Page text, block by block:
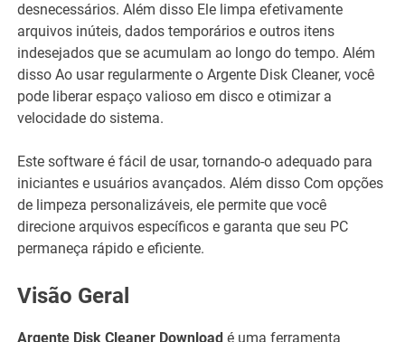
desnecessários. Além disso Ele limpa efetivamente
arquivos inúteis, dados temporários e outros itens
indesejados que se acumulam ao longo do tempo. Além
disso Ao usar regularmente o Argente Disk Cleaner, você
pode liberar espaço valioso em disco e otimizar a
velocidade do sistema.
Este software é fácil de usar, tornando-o adequado para
iniciantes e usuários avançados. Além disso Com opções
de limpeza personalizáveis, ele permite que você
direcione arquivos específicos e garanta que seu PC
permaneça rápido e eficiente.
Visão Geral
Argente Disk Cleaner Download é uma ferramenta